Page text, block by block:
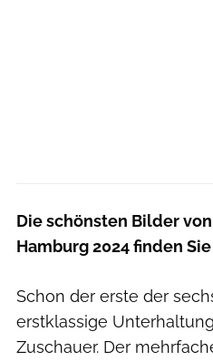
Die schönsten Bilder
Hamburg 2024 finden
Schon der erste der
erstklassige
Zuschauer. Der